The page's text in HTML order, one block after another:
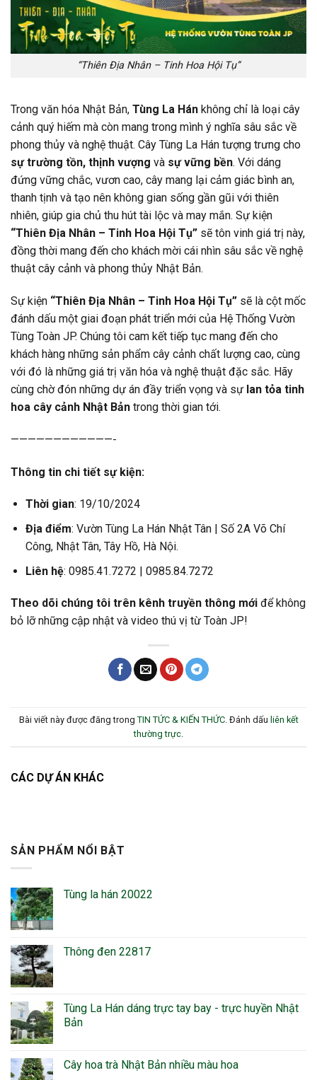
SẢN PHẨM NỔI BẬT
Tùng la hán 20022
Thông đen 22817
Tùng La Hán dáng trực tay bay - trực huyền Nhật
Bản
Cây hoa trà Nhật Bản nhiều màu hoa
“Thiên Địa Nhân – Tinh Hoa Hội Tụ”
Trong văn hóa Nhật Bản, Tùng La Hán không chỉ là loại cây
cảnh quý hiếm mà còn mang trong mình ý nghĩa sâu sắc về
phong thủy và nghệ thuật. Cây Tùng La Hán tượng trưng cho
sự trường tồn, thịnh vượng và sự vững bền. Với dáng
đứng vững chắc, vươn cao, cây mang lại cảm giác bình an,
thanh tịnh và tạo nên không gian sống gần gũi với thiên
nhiên, giúp gia chủ thu hút tài lộc và may mắn. Sự kiện
“Thiên Địa Nhân – Tinh Hoa Hội Tụ” sẽ tôn vinh giá trị này,
đồng thời mang đến cho khách mời cái nhìn sâu sắc về nghệ
thuật cây cảnh và phong thủy Nhật Bản.
Sự kiện “Thiên Địa Nhân – Tinh Hoa Hội Tụ” sẽ là cột mốc
đánh dấu một giai đoạn phát triển mới của Hệ Thống Vườn
Tùng Toàn JP. Chúng tôi cam kết tiếp tục mang đến cho
khách hàng những sản phẩm cây cảnh chất lượng cao, cùng
với đó là những giá trị văn hóa và nghệ thuật đặc sắc. Hãy
cùng chờ đón những dự án đầy triển vọng và sự lan tỏa tinh
hoa cây cảnh Nhật Bản trong thời gian tới.
————————————-
Thông tin chi tiết sự kiện:
Thời gian: 19/10/2024
Địa điểm: Vườn Tùng La Hán Nhật Tân | Số 2A Võ Chí
Công, Nhật Tân, Tây Hồ, Hà Nội.
Liên hệ: 0985.41.7272 | 0985.84.7272
Theo dõi chúng tôi trên kênh truyền thông mới để không
bỏ lỡ những cập nhật và video thú vị từ Toàn JP!
Bài viết này được đăng trong TIN TỨC & KIẾN THỨC. Đánh dấu liên kết
thường trực
CÁC DỰ ÁN KHÁC